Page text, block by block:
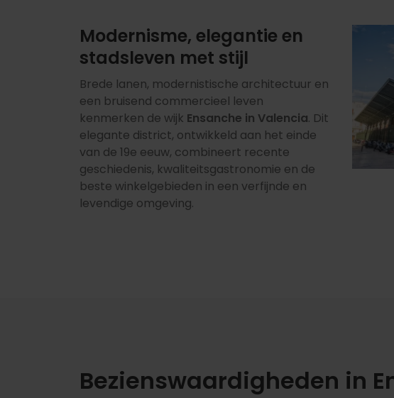
Modernisme, elegantie en
stadsleven met stijl
Brede lanen, modernistische architectuur en
een bruisend commercieel leven
kenmerken de wijk Ensanche in Valencia. Dit
elegante district, ontwikkeld aan het einde
van de 19e eeuw, combineert recente
geschiedenis, kwaliteitsgastronomie en de
beste winkelgebieden in een verfijnde en
levendige omgeving.
Bezienswaardigheden in